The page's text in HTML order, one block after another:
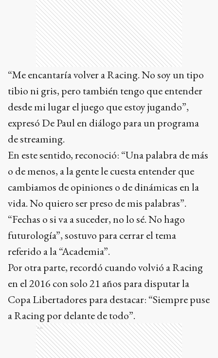
“Me encantaría volver a Racing. No soy un tipo
tibio ni gris, pero también tengo que entender
desde mi lugar el juego que estoy jugando”,
expresó De Paul en diálogo para un programa
de streaming.
En este sentido, reconoció: “Una palabra de más
o de menos, a la gente le cuesta entender que
cambiamos de opiniones o de dinámicas en la
vida. No quiero ser preso de mis palabras”.
“Fechas o si va a suceder, no lo sé. No hago
futurología”, sostuvo para cerrar el tema
referido a la “Academia”.
Por otra parte, recordó cuando volvió a Racing
en el 2016 con solo 21 años para disputar la
Copa Libertadores para destacar: “Siempre puse
a Racing por delante de todo”.
Ads